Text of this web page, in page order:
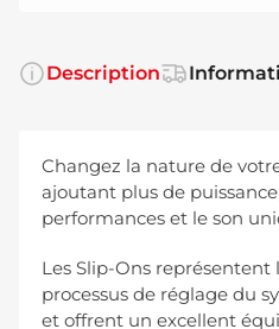
Description
Changez la nature de
ajoutant plus de
performances et le son
Les Slip-Ons
processus de réglage du
et offrent un excellent